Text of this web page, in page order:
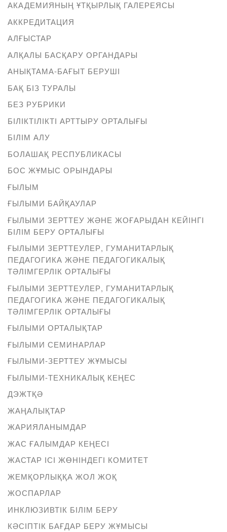
АКАДЕМИЯНЫҢ ҰТҚЫРЛЫҚ ГАЛЕРЕЯСЫ
АККРЕДИТАЦИЯ
АЛҒЫСТАР
АЛҚАЛЫ БАСҚАРУ ОРГАНДАРЫ
АНЫҚТАМА-БАҒЫТ БЕРУШІ
БАҚ БІЗ ТУРАЛЫ
БЕЗ РУБРИКИ
БІЛІКТІЛІКТІ АРТТЫРУ ОРТАЛЫҒЫ
БІЛІМ АЛУ
БОЛАШАҚ РЕСПУБЛИКАСЫ
БОС ЖҰМЫС ОРЫНДАРЫ
ҒЫЛЫМ
ҒЫЛЫМИ БАЙҚАУЛАР
ҒЫЛЫМИ ЗЕРТТЕУ ЖӘНЕ ЖОҒАРЫДАН КЕЙІНГІ
БІЛІМ БЕРУ ОРТАЛЫҒЫ
ҒЫЛЫМИ ЗЕРТТЕУЛЕР, ГУМАНИТАРЛЫҚ
ПЕДАГОГИКА ЖӘНЕ ПЕДАГОГИКАЛЫҚ
ТӘЛІМГЕРЛІК ОРТАЛЫҒЫ
ҒЫЛЫМИ ЗЕРТТЕУЛЕР, ГУМАНИТАРЛЫҚ
ПЕДАГОГИКА ЖӘНЕ ПЕДАГОГИКАЛЫҚ
ТӘЛІМГЕРЛІК ОРТАЛЫҒЫ
ҒЫЛЫМИ ОРТАЛЫҚТАР
ҒЫЛЫМИ СЕМИНАРЛАР
ҒЫЛЫМИ-ЗЕРТТЕУ ЖҰМЫСЫ
ҒЫЛЫМИ-ТЕХНИКАЛЫҚ КЕҢЕС
ДЭЖТҚӘ
ЖАҢАЛЫҚТАР
ЖАРИЯЛАНЫМДАР
ЖАС ҒАЛЫМДАР КЕҢЕСІ
ЖАСТАР ІСІ ЖӨНІНДЕГІ КОМИТЕТ
ЖЕМҚОРЛЫҚҚА ЖОЛ ЖОҚ
ЖОСПАРЛАР
ИНКЛЮЗИВТІК БІЛІМ БЕРУ
КӘСІПТІК БАҒДАР БЕРУ ЖҰМЫСЫ